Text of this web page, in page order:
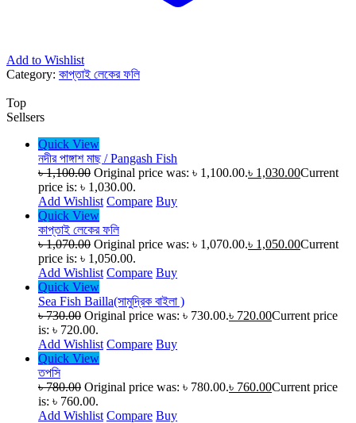
Add to Wishlist
Category: কাপ্তাই লেকের ফলি
Top
Sellsers
Quick View
নদীর পাঙ্গাশ মাছ / Pangash Fish
৳1,100.00 Original price was: ৳ 1,100.00.৳ 1,030.00Current
price is: ৳ 1,030.00.
Add Wishlist Compare Buy
Quick View
কাপ্তাই লেকের ফলি
৳1,070.00 Original price was: ৳ 1,070.00.৳ 1,050.00Current
price is: ৳ 1,050.00.
Add Wishlist Compare Buy
Quick View
Sea Fish Bailla(সামুদ্রিক বাইলা )
৳730.00 Original price was: ৳ 730.00.৳ 720.00Current price
is: ৳ 720.00.
Add Wishlist Compare Buy
Quick View
তপসি
৳780.00 Original price was: ৳ 780.00.৳ 760.00Current price
is: ৳ 760.00.
Add Wishlist Compare Buy